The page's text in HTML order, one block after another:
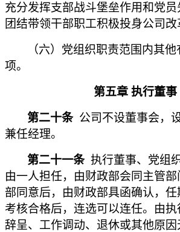
充分发挥支部战斗堡垒作用和党员
团结带领干部职工积极投身公司改
（六）党组织职责范围内其
项。
第五章 执行董事
第二十条 公司不设董事会，
兼任经理。
第二十一条 执行董事、党组
由一人担任，由财政部会同主管
部同意后，由财政部具函确认，
考核合格后，连选可以连任。由
辞呈、工作调动、退休或其他原